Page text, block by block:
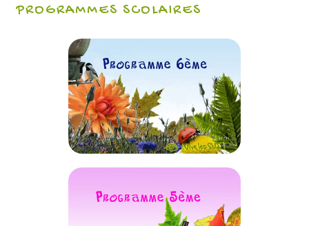
PROGRAMMES SCOLAIRES